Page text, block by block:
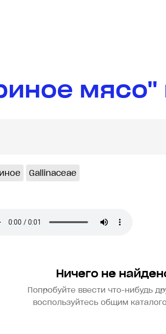
мясо"
Gallinaceae
Ничего не
Попробуйте ввести что-нибудь
воспользуйтесь общим